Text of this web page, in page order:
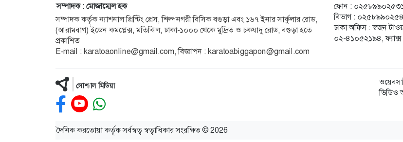
সম্পাদক : মোজাম্মেল হক
সম্পাদক কর্তৃক ন্যাশনাল প্রিন্টিং প্রেস, শিল্পনগরী বিসিক বগুড়া এবং ১৬৭ ইনার সার্কুলার রোড,
(আরামবাগ) ইডেন কমপ্লেক্স, মতিঝিল, ঢাকা-১০০০ থেকে মুদ্রিত ও চকযাদু রোড, বগুড়া হতে
প্রকাশিত।
E-mail : karatoaonline@gmail.com, বিজ্ঞাপন : karatoabiggapon@gmail.com
ফোন :
বিভাগ :
ঢাকা অফিস : স্বজন
০২-৪১০৫২১৯৪,
সোশ্যাল মিডিয়া
ভিডিও
দৈনিক করতোয়া কর্তৃক সর্বস্বত্ব স্বত্বাধিকার সংরক্ষিত © 2026